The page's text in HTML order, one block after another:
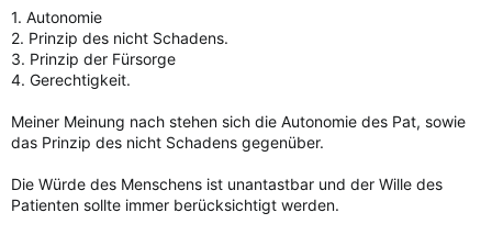
1. Autonomie
2. Prinzip des nicht Schadens.
3. Prinzip der Fürsorge
4. Gerechtigkeit.
Meiner Meinung nach stehen sich die Autonomie des Pat, sowie
das Prinzip des nicht Schadens gegenüber.
Die Würde des Menschens ist unantastbar und der Wille des
Patienten sollte immer berücksichtigt werden.